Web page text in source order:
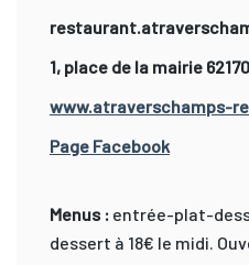
1, place de la mairie
www.atraverschamps-
Page Facebook
Menus : entrée-plat-
dessert à 18€ le midi.